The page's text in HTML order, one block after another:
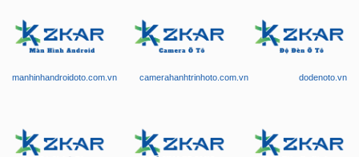
manhinhandroidoto.com.vn camerahanhtrinhoto.com.vn dodenoto.vn